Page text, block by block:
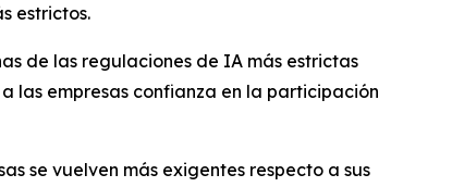
estrictos.
de las regulaciones de IA más estrictas
las empresas confianza en la participación
se vuelven más exigentes respecto a sus